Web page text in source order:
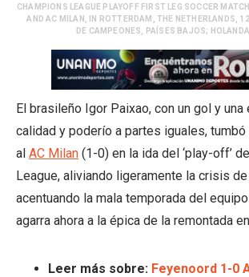
CHAMPIONS LEAGUE PLAYOFF FIRST LEG SOCCER
AND AC MILAN, IN ROTTERDAM, THE NETHERLANDS,
DE CAMPEONES, PAÍSES BAJOS;
El brasileño Igor Paixao, con un gol y
calidad y poderío a partes iguales,
al AC Milan (1-0) en la ida del ‘play-off’
League, aliviando ligeramente la crisis
acentuando la mala temporada del
agarra ahora a la épica de la remontada
Leer más sobre: Feyenoord 1-0